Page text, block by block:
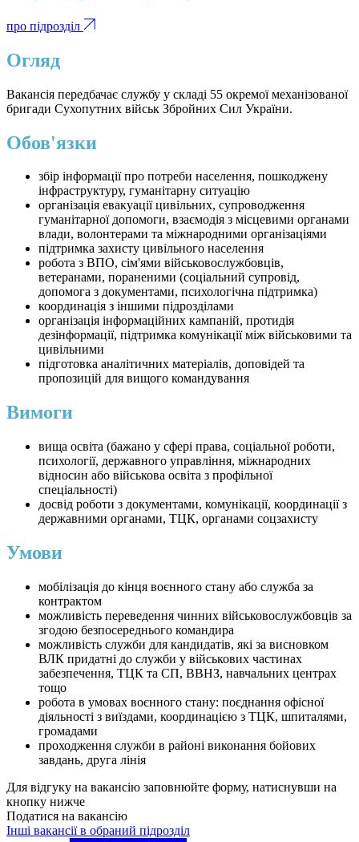
про підрозділ
Огляд
Вакансія передбачає службу у складі 55 окремої механізованої
бригади Сухопутних військ Збройних Сил України.
Обов'язки
збір інформації про потреби населення, пошкоджену
інфраструктуру, гуманітарну ситуацію
організація евакуації цивільних, супроводження
гуманітарної допомоги, взаємодія з місцевими органами
влади, волонтерами та міжнародними організаціями
підтримка захисту цивільного населення
робота з ВПО, сім'ями військовослужбовців,
ветеранами, пораненими (соціальний супровід,
допомога з документами, психологічна підтримка)
координація з іншими підрозділами
організація інформаційних кампаній, протидія
дезінформації, підтримка комунікації між військовими та
цивільними
підготовка аналітичних матеріалів, доповідей та
пропозицій для вищого командування
Вимоги
вища освіта (бажано у сфері права, соціальної роботи,
психології, державного управління, міжнародних
відносин або військова освіта з профільної
спеціальності)
досвід роботи з документами, комунікації, координації з
державними органами, ТЦК, органами соцзахисту
Умови
мобілізація до кінця воєнного стану або служба за
контрактом
можливість переведення чинних військовослужбовців за
згодою безпосереднього командира
можливість служби для кандидатів, які за висновком
ВЛК придатні до служби у військових частинах
забезпечення, ТЦК та СП, ВВНЗ, навчальних центрах
тощо
робота в умовах воєнного стану: поєднання офісної
діяльності з виїздами, координацією з ТЦК, шпиталями,
громадами
проходження служби в районі виконання бойових
завдань, друга лінія
Для відгуку на вакансію заповнюйте форму, натиснувши на
кнопку нижче
Податися на вакансію
Інші вакансії в обраний підрозділ